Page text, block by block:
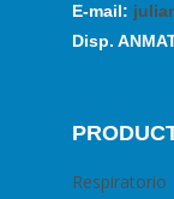
E-mail:
Disp.
Respiratorio